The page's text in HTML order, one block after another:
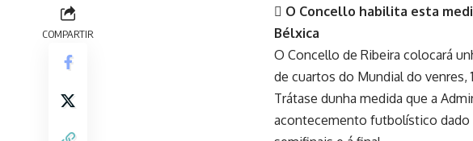
COMPARTIR
 O Concello habilita esta
Bélxica
O Concello de Ribeira colocará
de cuartos do Mundial do venres,
Trátase dunha medida que a
acontecemento futbolístico dado